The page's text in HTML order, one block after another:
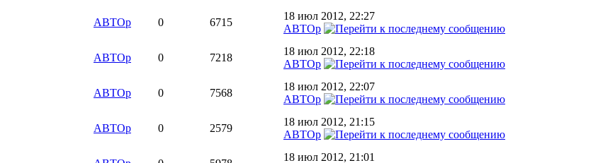
АВТОр 0 6715
18 июл 2012, 22:27
АВТОр
АВТОр 0 7218
18 июл 2012, 22:18
АВТОр
АВТОр 0 7568
18 июл 2012, 22:07
АВТОр
АВТОр 0 2579
18 июл 2012, 21:15
АВТОр
18 июл 2012, 21:01